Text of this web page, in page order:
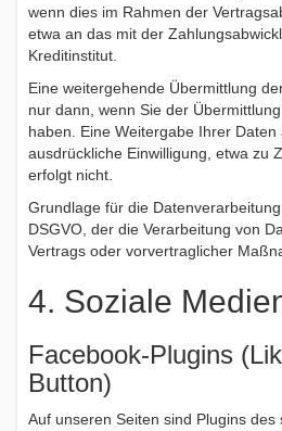
wenn dies im Rahmen der
etwa an das mit der
Kreditinstitut.
Eine weitergehende Übermittlung
nur dann, wenn Sie der
haben. Eine Weitergabe Ihrer Daten
ausdrückliche Einwilligung, etwa zu
erfolgt nicht.
Grundlage für die
DSGVO, der die Verarbeitung von
Vertrags oder vorvertraglicher
4. Soziale
Facebook-Plugins
Button)
Auf unseren Seiten sind Plugins des